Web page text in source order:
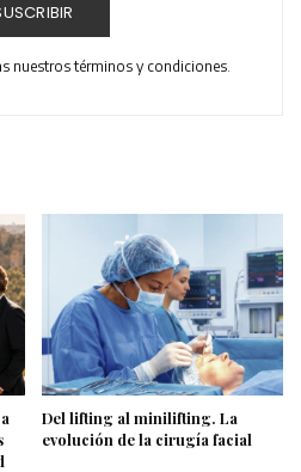
nuestros términos y condiciones.
Del lifting al minilifting. La
evolución de la cirugía facial